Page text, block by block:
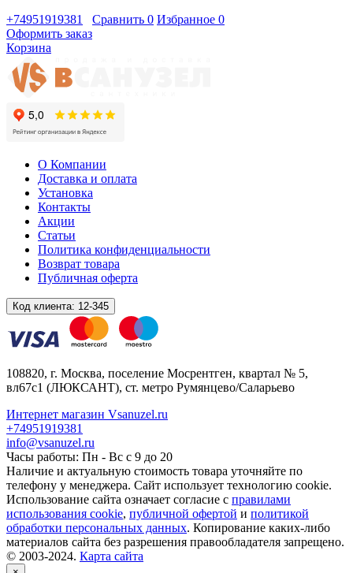
+74951919381
Сравнить 0 Избранное 0
Оформить заказ
Корзина
О Компании
Доставка и оплата
Установка
Контакты
Акции
Статьи
Политика конфиденциальности
Возврат товара
Публичная оферта
Код клиента: 12-345
108820, г. Москва, поселение Мосрентген, квартал № 5,
вл67с1 (ЛЮКСАНТ), ст. метро Румянцево/Саларьево
Интернет магазин Vsanuzel.ru
+74951919381
info@vsanuzel.ru
Часы работы: Пн - Вс с 9 до 20
Наличие и актуальную стоимость товара уточняйте по
телефону у менеджера. Сайт использует технологию cookie.
Использование сайта означает согласие с правилами
использования cookie, публичной офертой и политикой
обработки персональных данных. Копирование каких-либо
материалов сайта без разрешения правообладателя запрещено.
© 2003-2024. Карта сайта